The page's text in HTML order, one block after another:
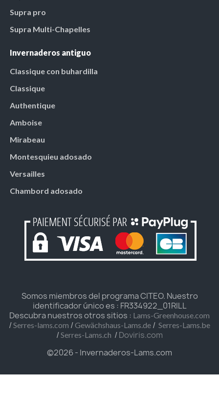
Supra pro
Supra Multi-Chapelles
Invernaderos antiguo
Classique con buhardilla
Classique
Authentique
Amboise
Mirabeau
Montesquieu adosado
Versailles
Chambord adosado
Somos miembros del programa CITEO. Nuestro
identificador único es : FR334922_01RILL
Descubra nuestros otros sitios : Lams-Greenhouse.com
/ Serres-lams.com /Gewächshaus-Lams.de / Serres-Lams.be
/ Serres-Lams.ch /Doviris.com
©2026 - Invernaderos-Lams.com